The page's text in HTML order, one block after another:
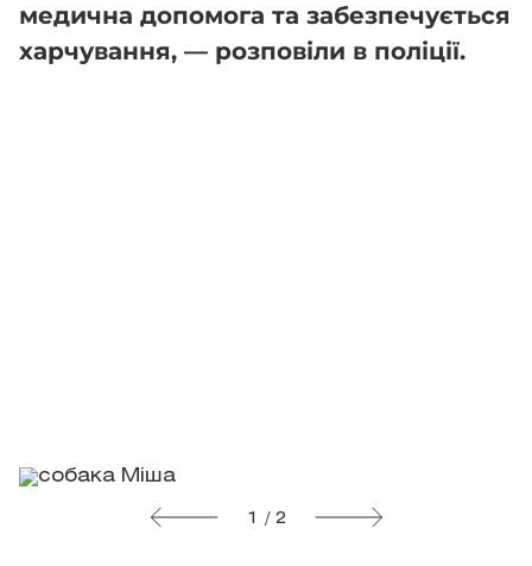
медична допомога та забезпечується
харчування, — розповіли в поліції.
1 / 2